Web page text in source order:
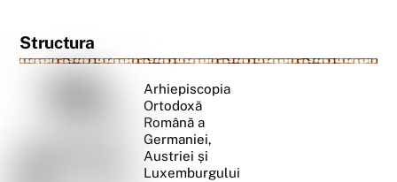
Structura
Arhiepiscopia
Ortodoxă
Română a
Germaniei,
Austriei și
Luxemburgului